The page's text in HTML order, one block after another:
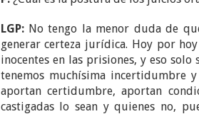
LGP:No tengo la menor duda de
generar certeza jurídica. Hoy por
inocentes en las prisiones, y eso
tenemos muchísima incertidumbre
aportan certidumbre, aportan
castigadas lo sean y quienes no,